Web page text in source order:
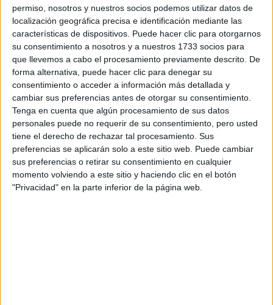
permiso, nosotros y nuestros socios podemos utilizar datos de
localización geográfica precisa e identificación mediante las
características de dispositivos. Puede hacer clic para otorgarnos
su consentimiento a nosotros y a nuestros 1733 socios para
que llevemos a cabo el procesamiento previamente descrito. De
forma alternativa, puede hacer clic para denegar su
consentimiento o acceder a información más detallada y
cambiar sus preferencias antes de otorgar su consentimiento.
Tenga en cuenta que algún procesamiento de sus datos
personales puede no requerir de su consentimiento, pero usted
tiene el derecho de rechazar tal procesamiento. Sus
preferencias se aplicarán solo a este sitio web. Puede cambiar
sus preferencias o retirar su consentimiento en cualquier
momento volviendo a este sitio y haciendo clic en el botón
"Privacidad" en la parte inferior de la página web.
Escribe aquí las dudas o preguntas que te gustaría que te
respondieran: plazos de preinscripción, precios, plazas
disponibles…:
Acepto lostérminos y condicionesy lapolítica de
privacidad :*
Información básica sobre protección de datos
Responsable:Compás Mediterráneo SL (Editora de la